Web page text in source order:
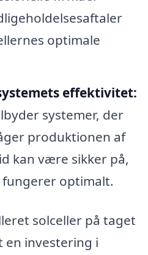
optimale
effektivitet:
systemer, der
produktionen af
kan være sikker på,
fungerer optimalt.
solceller på taget
en investering i